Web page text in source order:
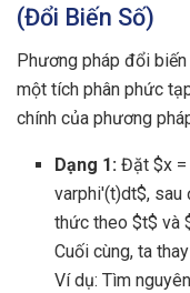
(Đổi Biến Số)
Phương pháp đổi
một tích phân phức
chính của phương
Dạng 1: Đặt $x =
varphi'(t)dt$, sau
thức theo $t$ và
Cuối cùng, ta
Ví dụ: Tìm